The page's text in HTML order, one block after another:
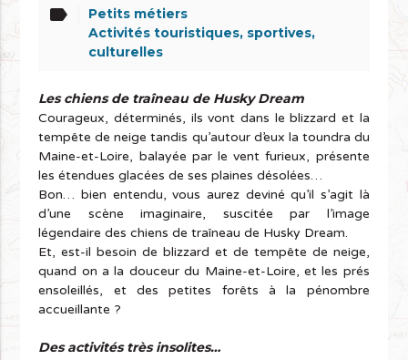
label
Petits métiers
Activités touristiques, sportives,
culturelles
Les chiens de traîneau de Husky Dream
Courageux, déterminés, ils vont dans le blizzard et la
tempête de neige tandis qu’autour d’eux la toundra du
Maine-et-Loire, balayée par le vent furieux, présente
les étendues glacées de ses plaines désolées…
Bon… bien entendu, vous aurez deviné qu’il s’agit là
d’une scène imaginaire, suscitée par l’image
légendaire des chiens de traîneau de Husky Dream.
Et, est-il besoin de blizzard et de tempête de neige,
quand on a la douceur du Maine-et-Loire, et les prés
ensoleillés, et des petites forêts à la pénombre
accueillante ?
Des activités très insolites…